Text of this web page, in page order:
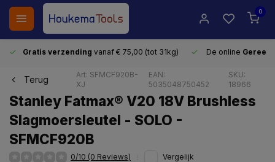
0
Gratis verzending vanaf € 75,00 (tot 31kg) De online
Terug
Art: SFMCF920B-
XJ
EAN:
5035048750452
SKU:
18966
Stanley Fatmax® V20 18V Brushless
Slagmoersleutel - SOLO -
SFMCF920B
0/10 (0 Reviews) Vergelijk